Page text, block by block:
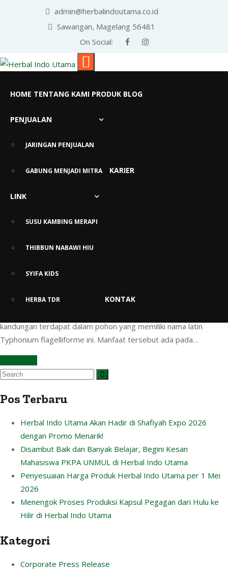
admin@herbalindoutama.co.id
Sawangan, Magelang 56481
On Social:
HOME TENTANG KAMI PRODUK BLOG
PENJUALAN
JARINGAN PENJUALAN
GABUNG MENJADI MITRA KARIER
LINK
SUSU KAMBING MERAPI
THIBBUN NABAWI HIU
SYIFA KIDS
HERBA TDR KONTAK
Tag:obat kanker
Tanaman Hias Ini Ternyata Bisa
manfaat untuk tubuh. Perlu diketahui bahwa banyak khasiat Keladi
kandungan terdapat dalam pohon yang memiliki nama latin
Typhonium flagelliforme ini. Manfaat tersebut ada pada…
Pos Terbaru
Herbal Indo Utama Akan Hadir di Shafiyah Expo 2026
dengan Promo Menarik!
Disambut Baik dan Banyak Belajar, Begini Kesan
Mahasiswa PKPA UNMUL di Herbal Indo Utama
Penyesuaian Harga Produk Herbal Indo Utama per 1 Mei
2026
Menengok Proses Produksi Kapsul Pegagan dari Hulu ke
Hilir di Herbal Indo Utama
Kategori
Corporate Press Release